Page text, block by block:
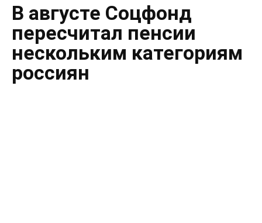
В августе Соцфонд
пересчитал пенсии
нескольким категориям
россиян